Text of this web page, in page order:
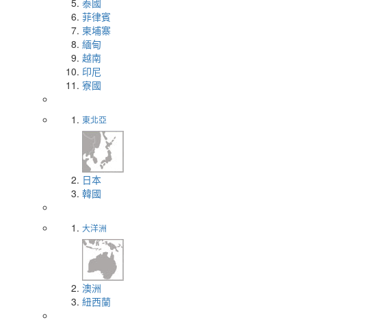
泰國
菲律賓
柬埔寨
緬甸
越南
印尼
寮國
東北亞
日本
韓國
大洋洲
澳洲
紐西蘭